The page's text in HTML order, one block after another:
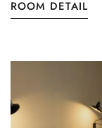
ROOM DETAIL